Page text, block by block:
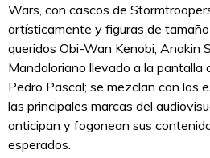
Wars, con cascos de
artísticamente y figuras de
queridos Obi-Wan Kenobi, Anakin
Mandaloriano llevado a la pantalla
Pedro Pascal; se mezclan con los
las principales marcas del
anticipan y fogonean sus
esperados.